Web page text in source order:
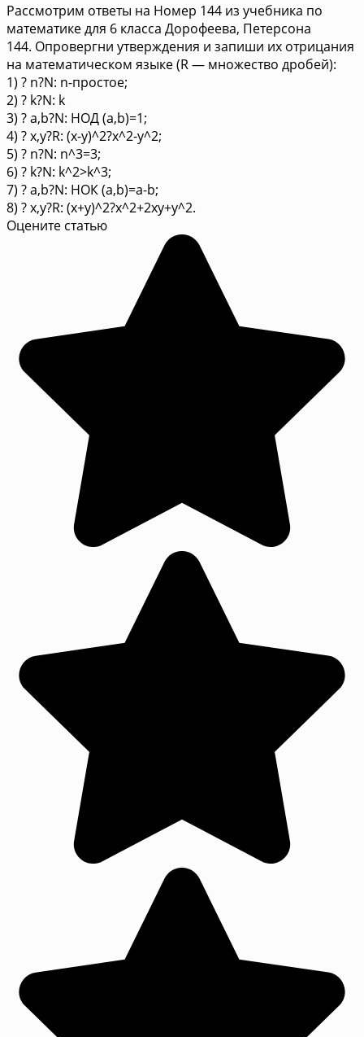
Рассмотрим ответы на Номер 144 из учебника по
математике для 6 класса Дорофеева, Петерсона
144. Опровергни утверждения и запиши их отрицания
на математическом языке (R — множество дробей):
1) ? n?N: n-простое;
2) ? k?N: k
3) ? a,b?N: НОД (a,b)=1;
4) ? x,y?R: (x-y)^2?x^2-y^2;
5) ? n?N: n^3=3;
6) ? k?N: k^2>k^3;
7) ? a,b?N: НОК (a,b)=a-b;
8) ? x,y?R: (x+y)^2?x^2+2xy+y^2.
Оцените статью